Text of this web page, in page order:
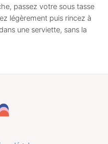
passez votre sous tasse
légèrement puis rincez à
une serviette, sans la